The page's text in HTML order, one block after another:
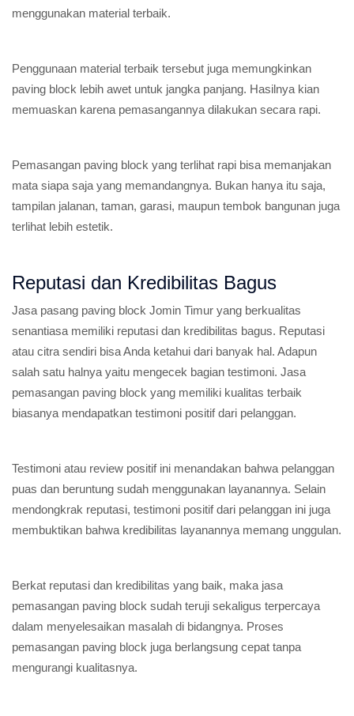
menggunakan material terbaik.
Penggunaan material terbaik tersebut juga memungkinkan
paving block lebih awet untuk jangka panjang. Hasilnya kian
memuaskan karena pemasangannya dilakukan secara rapi.
Pemasangan paving block yang terlihat rapi bisa memanjakan
mata siapa saja yang memandangnya. Bukan hanya itu saja,
tampilan jalanan, taman, garasi, maupun tembok bangunan juga
terlihat lebih estetik.
Reputasi dan Kredibilitas Bagus
Jasa pasang paving block Jomin Timur yang berkualitas
senantiasa memiliki reputasi dan kredibilitas bagus. Reputasi
atau citra sendiri bisa Anda ketahui dari banyak hal. Adapun
salah satu halnya yaitu mengecek bagian testimoni. Jasa
pemasangan paving block yang memiliki kualitas terbaik
biasanya mendapatkan testimoni positif dari pelanggan.
Testimoni atau review positif ini menandakan bahwa pelanggan
puas dan beruntung sudah menggunakan layanannya. Selain
mendongkrak reputasi, testimoni positif dari pelanggan ini juga
membuktikan bahwa kredibilitas layanannya memang unggulan.
Berkat reputasi dan kredibilitas yang baik, maka jasa
pemasangan paving block sudah teruji sekaligus terpercaya
dalam menyelesaikan masalah di bidangnya. Proses
pemasangan paving block juga berlangsung cepat tanpa
mengurangi kualitasnya.